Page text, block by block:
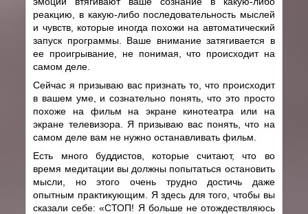
реакцию, в какую-либо последовательность мыслей
и чувств, которые иногда похожи на автоматический
запуск программы. Ваше внимание затягивается в
ее проигрывание, не понимая, что происходит на
самом деле.
Сейчас я призываю вас признать то, что происходит
в вашем уме, и сознательно понять, что это просто
похоже на фильм на экране кинотеатра или на
экране телевизора. Я призываю вас понять, что на
самом деле вам не нужно останавливать фильм.
Есть много буддистов, которые считают, что во
время медитации вы должны попытаться остановить
мысли, но этого очень трудно достичь даже
опытным практикующим. Я здесь для того, чтобы вы
сказали себе: «СТОП! Я больше не отождествляюсь